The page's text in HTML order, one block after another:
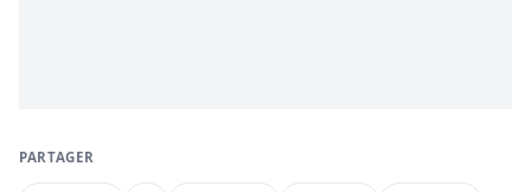
PARTAGER